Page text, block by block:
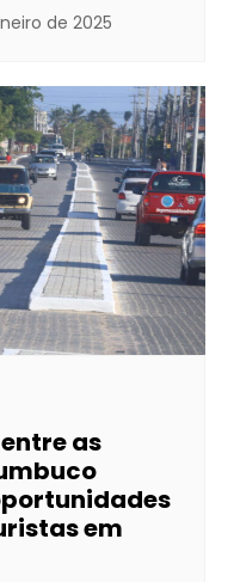
de 2025
as
em